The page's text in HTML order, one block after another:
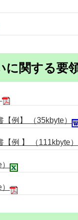
に関する要
【例】 （35kbyte）
【例 】 （111kbyte）
）
）